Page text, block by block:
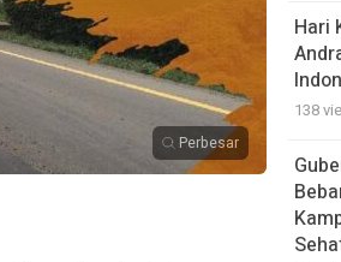
Perbesar
Hari
138